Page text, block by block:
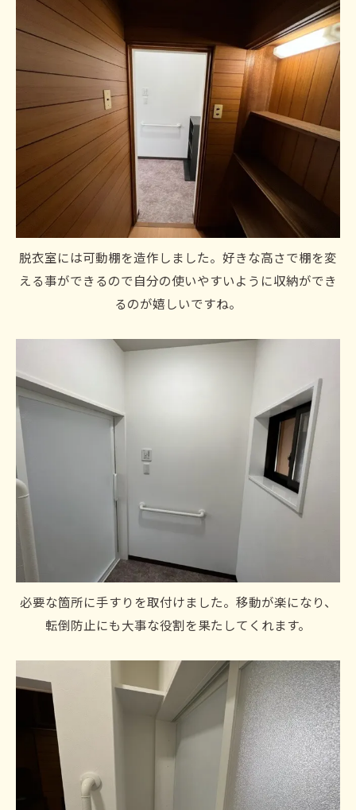
脱衣室には可動棚を造作しました。好きな高さで棚を変
える事ができるので自分の使いやすいように収納ができ
るのが嬉しいですね。
必要な箇所に手すりを取付けました。移動が楽になり、
転倒防止にも大事な役割を果たしてくれます。